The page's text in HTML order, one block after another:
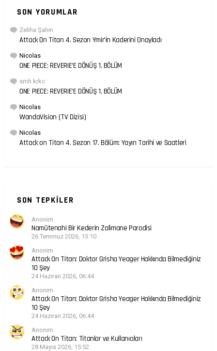
SON YORUMLAR
Zeliha Şahin
Attack On Titan 4. Sezon Ymir’in Kaderini Onayladı
Nicolas
ONE PIECE: REVERIE’E DÖNÜŞ 1. BÖLÜM
smh krkc
ONE PIECE: REVERIE’E DÖNÜŞ 1. BÖLÜM
Nicolas
WandaVision (TV Dizisi)
Nicolas
Attack on Titan 4. Sezon 17. Bölüm: Yayın Tarihi ve Saatleri
SON TEPKILER
Anonim
Namütenahi Bir Kederin Zalimane Parodisi
26 Temmuz 2026, 13:10
Anonim
Attack On Titan: Doktor Grisha Yeager Hakkında Bilmediğiniz
10 Şey
24 Haziran 2026, 06:44
Anonim
Attack On Titan: Doktor Grisha Yeager Hakkında Bilmediğiniz
10 Şey
24 Haziran 2026, 06:44
Anonim
Attack On Titan: Titanlar ve Kullanıcıları
28 Mayıs 2026, 15:52